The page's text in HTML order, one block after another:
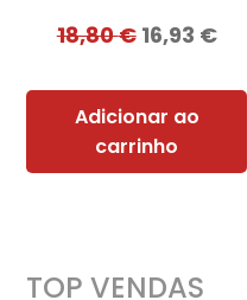
18,80€ 16,93 €
Adicionar ao
carrinho
TOP VENDAS